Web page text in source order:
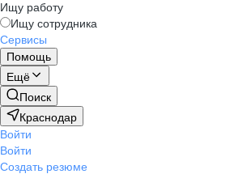
Ищу работу
Ищу сотрудника
Сервисы
Помощь
Ещё
Поиск
Краснодар
Войти
Войти
Создать резюме